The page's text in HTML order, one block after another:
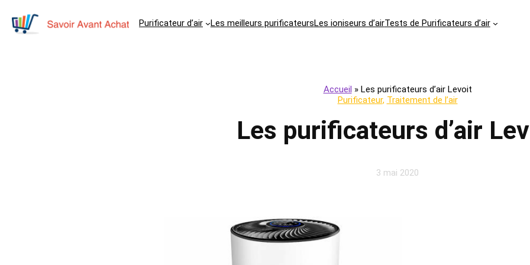
Purificateur d’air Les meilleurs purificateursLes ioniseurs d’airTests de Purificateurs d’air
Accueil » Les purificateurs d’air Levoit
Purificateur, Traitement de l’air
Les purificateurs d’air
3 mai 2020